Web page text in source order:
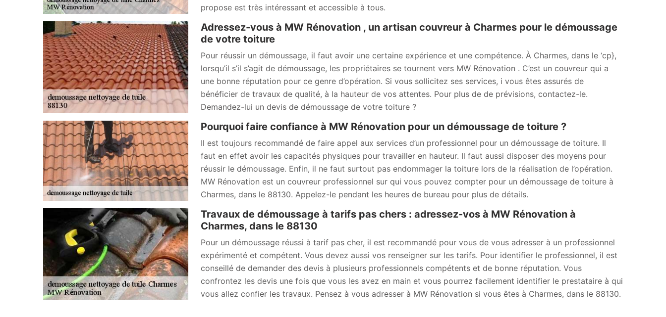
propose est très intéressant et accessible à tous.
Adressez-vous à MW Rénovation , un artisan couvreur à Charmes pour le démoussage
de votre toiture
Pour réussir un démoussage, il faut avoir une certaine expérience et une compétence. À Charmes, dans le ‘cp},
lorsqu’il s’il s’agit de démoussage, les propriétaires se tournent vers MW Rénovation . C’est un couvreur qui a
une bonne réputation pour ce genre d’opération. Si vous sollicitez ses services, i vous êtes assurés de
bénéficier de travaux de qualité, à la hauteur de vos attentes. Pour plus de de prévisions, contactez-le.
Demandez-lui un devis de démoussage de votre toiture ?
Pourquoi faire confiance à MW Rénovation pour un démoussage de toiture ?
Il est toujours recommandé de faire appel aux services d’un professionnel pour un démoussage de toiture. Il
faut en effet avoir les capacités physiques pour travailler en hauteur. Il faut aussi disposer des moyens pour
réussir le démoussage. Enfin, il ne faut surtout pas endommager la toiture lors de la réalisation de l’opération.
MW Rénovation est un couvreur professionnel sur qui vous pouvez compter pour un démoussage de toiture à
Charmes, dans le 88130. Appelez-le pendant les heures de bureau pour plus de détails.
Travaux de démoussage à tarifs pas chers : adressez-vos à MW Rénovation à
Charmes, dans le 88130
Pour un démoussage réussi à tarif pas cher, il est recommandé pour vous de vous adresser à un professionnel
expérimenté et compétent. Vous devez aussi vos renseigner sur les tarifs. Pour identifier le professionnel, il est
conseillé de demander des devis à plusieurs professionnels compétents et de bonne réputation. Vous
confrontez les devis une fois que vous les avez en main et vous pourrez facilement identifier le prestataire à qui
vous allez confier les travaux. Pensez à vous adresser à MW Rénovation si vous êtes à Charmes, dans le 88130.